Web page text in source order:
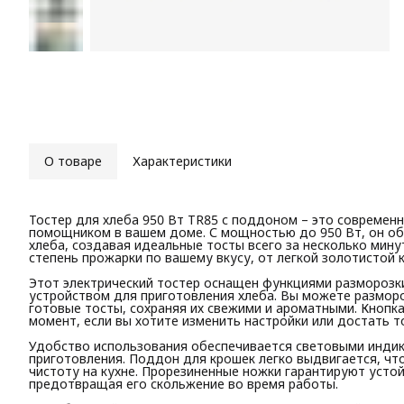
О товаре Характеристики
Тостер для хлеба 950 Вт TR85 с поддоном – это
помощником в вашем доме. С мощностью до 950 Вт, он
хлеба, создавая идеальные тосты всего за несколько
степень прожарки по вашему вкусу, от легкой золотистой
Этот электрический тостер оснащен функциями
устройством для приготовления хлеба. Вы можете
готовые тосты, сохраняя их свежими и ароматными.
момент, если вы хотите изменить настройки или достать
Удобство использования обеспечивается световыми
приготовления. Поддон для крошек легко выдвигается,
чистоту на кухне. Прорезиненные ножки гарантируют
предотвращая его скольжение во время работы.